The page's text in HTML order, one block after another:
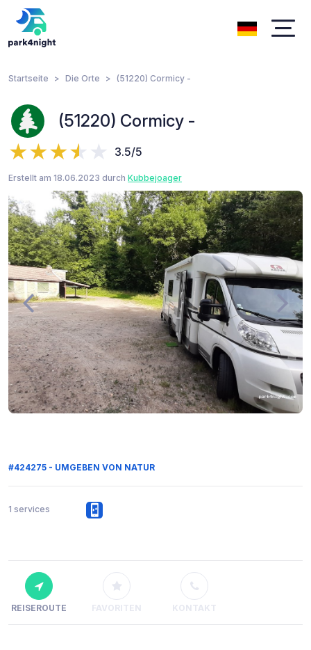
Startseite Die Orte (51220) Cormicy -
(51220) Cormicy -
3.5/5
Erstellt am 18.06.2023 durch Kubbejoager
#424275 - UMGEBEN VON NATUR
1 services
REISEROUTE FAVORITEN KONTAKT